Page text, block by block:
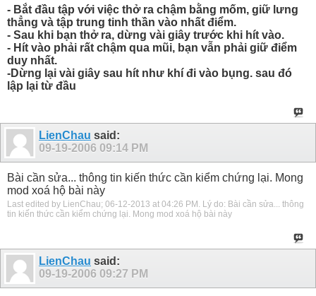
- Bắt đầu tập với việc thở ra chậm bằng mốm, giữ lưng
thẳng và tập trung tinh thần vào nhất điểm.
- Sau khi bạn thở ra, dừng vài giây trước khi hít vào.
- Hít vào phải rất chậm qua mũi, bạn vẫn phải giữ điểm
duy nhất.
-Dừng lại vài giây sau hít như khí đi vào bụng. sau đó
lập lại từ đầu
LienChau said:
09-19-2006 09:14 PM
Bài cần sửa... thông tin kiến thức cần kiểm chứng lại. Mong
mod xoá hộ bài này
Last edited by LienChau; 06-12-2013 at 04:26 PM . Lý do: Bài cần sửa... thông
tin kiến thức cần kiểm chứng lại. Mong mod xoá hộ bài này
LienChau said:
09-19-2006 09:27 PM